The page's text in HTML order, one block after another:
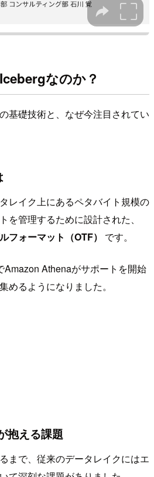
なのか？
基礎技術と、なぜ今注目されてい
レイク上にあるペタバイト規模の
を管理するために設計された、
フォーマット（OTF）
です。
Amazon Athenaがサポートを開始
めるようになりました。
抱える課題
まで、従来のデータレイクにはエ